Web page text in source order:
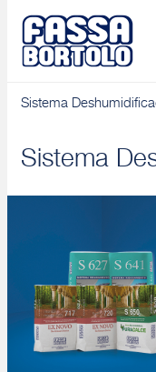
Sistema
Sistema